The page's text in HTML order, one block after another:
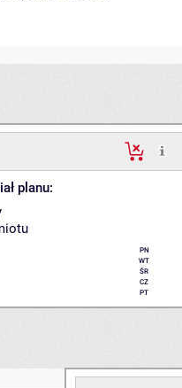
planu:
PN
WT
ŚR
CZ
PT